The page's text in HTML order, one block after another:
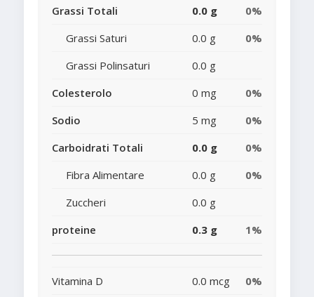
Grassi Totali 0.0 g
0%
Grassi Saturi
0.0 g
0%
Grassi Polinsaturi
0.0 g
Colesterolo
0 mg
0%
Sodio
5 mg
0%
Carboidrati Totali
0.0 g
0%
Fibra Alimentare
0.0 g
0%
Zuccheri
0.0 g
proteine
0.3 g 1%
Vitamina D 0.0 mcg
0%